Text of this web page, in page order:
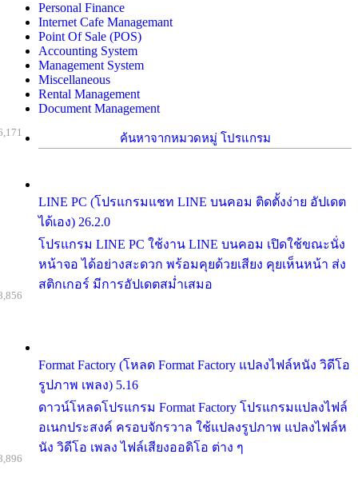
Personal Finance
Internet Cafe Managemant
Point Of Sale (POS)
Accounting System
Management System
Miscellaneous
Rental Management
Document Management
ค้นหาจากหมวดหมู่ โปรแกรม
LINE PC (โปรแกรมแชท LINE บนคอม ติดตั้งง่าย อัปเดต
ได้เอง) 26.2.0
โปรแกรม LINE PC ใช้งาน LINE บนคอม เปิดใช้ขณะนั่ง
หน้าจอ ได้อย่างสะดวก พร้อมคุยด้วยเสียง คุยเห็นหน้า ส่ง
สติกเกอร์ มีการอัปเดตสม่ำเสมอ
Format Factory (โหลด Format Factory แปลงไฟล์หนัง วิดีโอ
รูปภาพ เพลง) 5.16
ดาวน์โหลดโปรแกรม Format Factory โปรแกรมแปลงไฟล์
อเนกประสงค์ ครอบจักรวาล ใช้แปลงรูปภาพ แปลงไฟล์ห
นัง วิดีโอ เพลง ไฟล์เสียงออดิโอ ต่าง ๆ